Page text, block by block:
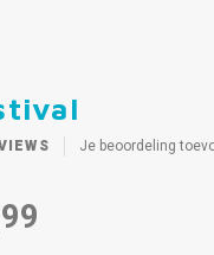
Je beoordeling